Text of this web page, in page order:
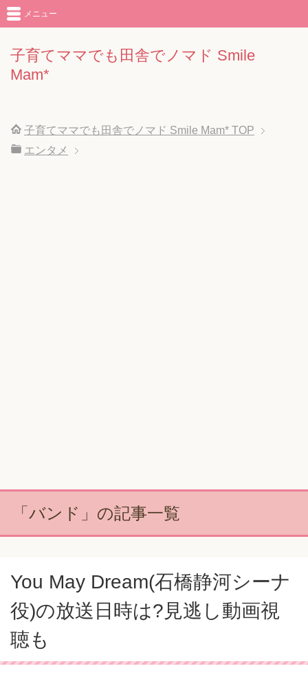
子育てママでも田舎でノマド Smile
Mam*
メニュー
子育てママでも田舎でノマド Smile Mam* TOP
エンタメ
「バンド」の記事一覧
You May Dream(石橋静河シーナ
役)の放送日時は?見逃し動画視
聴も